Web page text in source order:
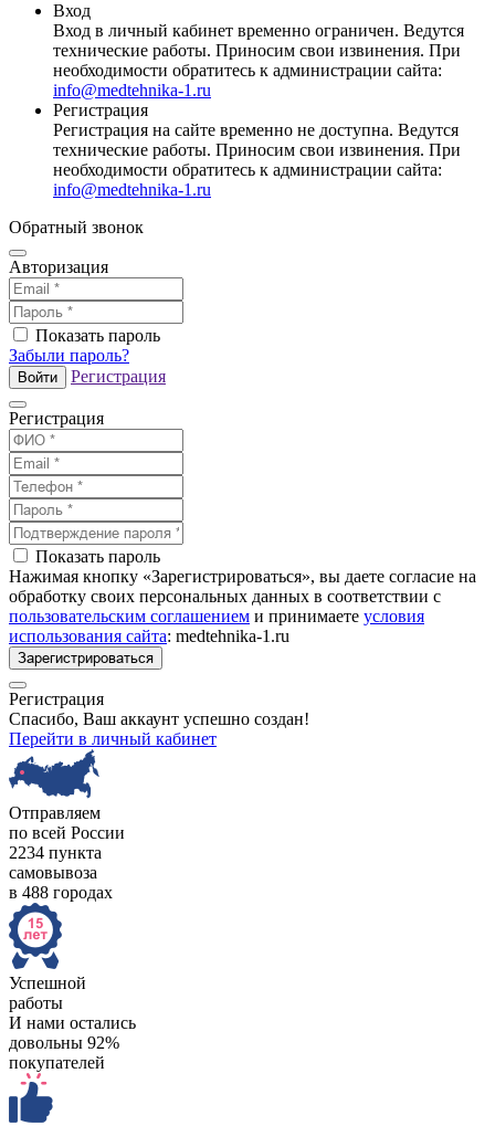
Вход
Вход в личный кабинет временно ограничен. Ведутся
технические работы. Приносим свои извинения. При
необходимости обратитесь к администрации сайта:
info@medtehnika-1.ru
Регистрация
Регистрация на сайте временно не доступна. Ведутся
технические работы. Приносим свои извинения. При
необходимости обратитесь к администрации сайта:
info@medtehnika-1.ru
Обратный звонок
Авторизация
Показать пароль
Забыли пароль?
Войти Регистрация
Регистрация
Показать пароль
Нажимая кнопку «Зарегистрироваться», вы даете согласие на
обработку своих персональных данных в соответствии с
пользовательским соглашением и принимаете условия
использования сайта: medtehnika-1.ru
Зарегистрироваться
Регистрация
Спасибо, Ваш аккаунт успешно создан!
Перейти в личный кабинет
Отправляем
по всей России
2234 пункта
самовывоза
в 488 городах
Успешной
работы
И нами остались
довольны 92%
покупателей